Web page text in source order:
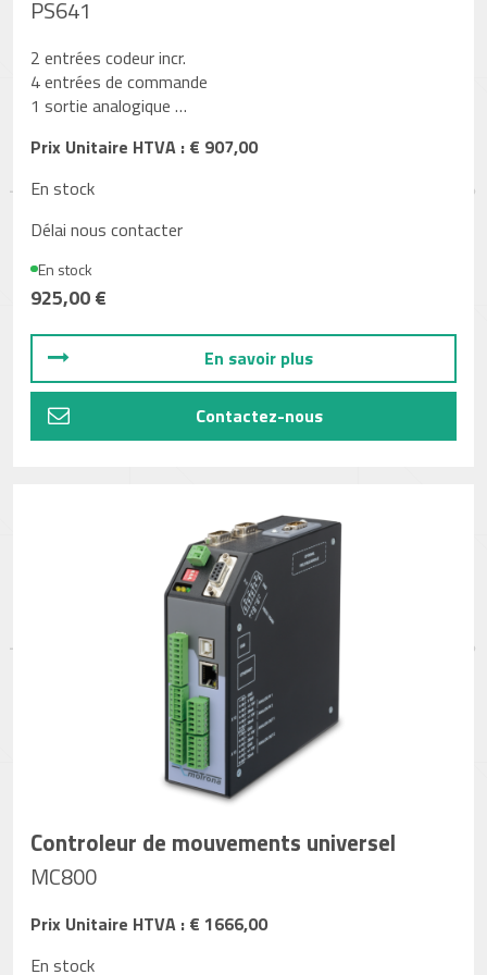
PS641
2 entrées codeur incr.
4 entrées de commande
1 sortie analogique …
Prix Unitaire HTVA : € 907,00
En stock
Délai nous contacter
En stock
925,00 €
En savoir plus
Contactez-nous
Controleur de mouvements universel
MC800
Prix Unitaire HTVA : € 1666,00
En stock